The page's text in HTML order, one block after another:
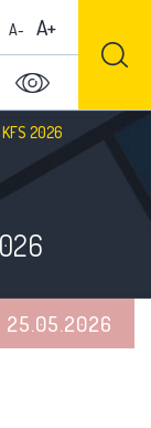
A- A+
2026
25.05.2026